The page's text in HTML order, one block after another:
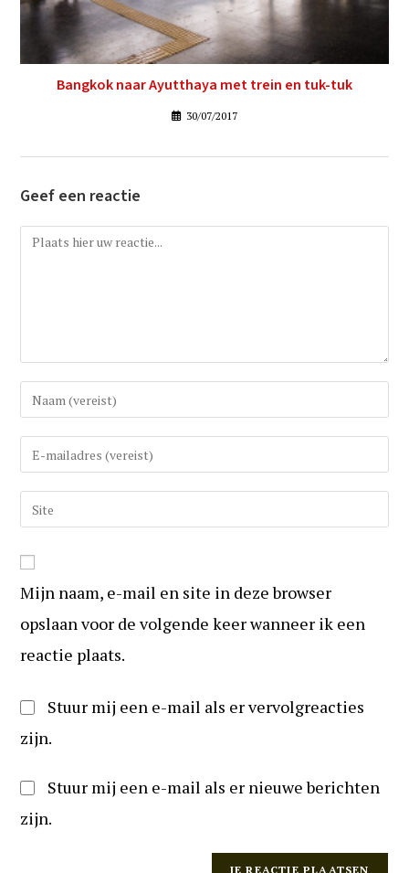
Bangkok naar Ayutthaya met trein en tuk-tuk
30/07/2017
Geef een reactie
Reactie
Vul
uw
(gebruikers)naam
om
Vul
uw
e-
mail
om
te
reageren
Vul
uw
URL
in
(optioneel)
Mijn naam, e-mail en site in deze browser
opslaan voor de volgende keer wanneer ik een
reactie plaats.
Stuur mij een e-mail als er vervolgreacties
zijn.
Stuur mij een e-mail als er nieuwe berichten
zijn.